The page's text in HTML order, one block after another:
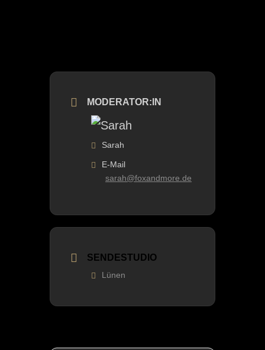
MODERATOR:IN
Sarah
E-Mail
sarah@foxandmore.de
SENDESTUDIO
Lünen